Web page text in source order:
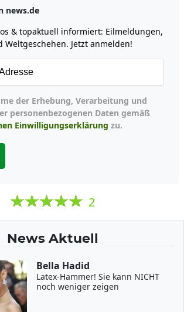
news.de
& topaktuell informiert: Eilmeldungen,
Weltgeschehen. Jetzt anmelden!
personenbezogenen Daten gemäß
Einwilligungserklärung zu.
2
News Aktuell
Bella Hadid
Latex-Hammer! Sie kann NICHT
noch weniger zeigen